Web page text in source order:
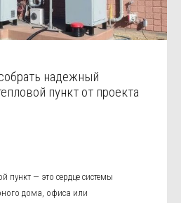
надежный
пункт от проекта
пункт — это сердце системы
дома, офиса или